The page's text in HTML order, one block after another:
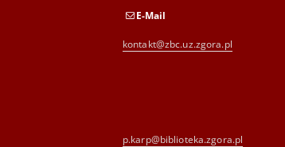
E-Mail
kontakt@zbc.uz.zgora.pl
p.karp@biblioteka.zgora.pl